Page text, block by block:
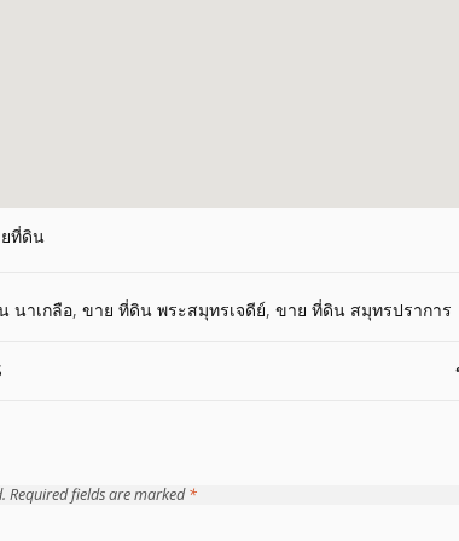
ที่ดิน
นาเกลือ, ขาย ที่ดิน พระสมุทรเจดีย์, ขาย ที่ดิน สมุทรปราการ
Required fields are marked*